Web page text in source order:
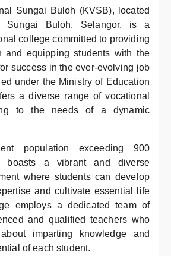
Sungai Buloh (KVSB), located
Buloh, Selangor, is a
college committed to providing
and equipping students with the
success in the ever-evolving job
under the Ministry of Education
a diverse range of vocational
to the needs of a dynamic
population exceeding 900
boasts a vibrant and diverse
where students can develop
and cultivate essential life
employs a dedicated team of
and qualified teachers who
imparting knowledge and
of each student.